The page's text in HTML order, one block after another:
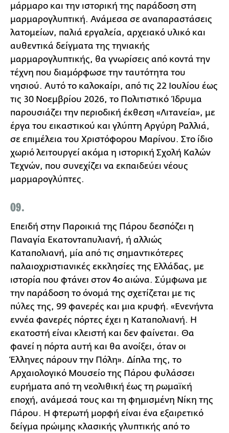
μάρμαρο και την ιστορική της παράδοση στη
μαρμαρογλυπτική. Ανάμεσα σε αναπαραστάσεις
λατομείων, παλιά εργαλεία, αρχειακό υλικό και
αυθεντικά δείγματα της τηνιακής
μαρμαρογλυπτικής, θα γνωρίσεις από κοντά την
τέχνη που διαμόρφωσε την ταυτότητα του
νησιού. Αυτό το καλοκαίρι, από τις 22 Ιουλίου έως
τις 30 Νοεμβρίου 2026, το Πολιτιστικό Ίδρυμα
παρουσιάζει την περιοδική έκθεση «Λιτανεία», με
έργα του εικαστικού και γλύπτη Αργύρη Ραλλιά,
σε επιμέλεια του Χριστόφορου Μαρίνου. Στο ίδιο
χωριό λειτουργεί ακόμα η ιστορική Σχολή Καλών
Τεχνών, που συνεχίζει να εκπαιδεύει νέους
μαρμαρογλύπτες.
09.
Επειδή στην Παροικιά της Πάρου δεσπόζει η
Παναγία Εκατονταπυλιανή, ή αλλιώς
Καταπολιανή, μία από τις σημαντικότερες
παλαιοχριστιανικές εκκλησίες της Ελλάδας, με
ιστορία που φτάνει στον 4ο αιώνα. Σύμφωνα με
την παράδοση το όνομά της σχετίζεται με τις
πύλες της, 99 φανερές και μια κρυφή. «Ενενήντα
εννέα φανερές πόρτες έχει η Καταπολιανή. Η
εκατοστή είναι κλειστή και δεν φαίνεται. Θα
φανεί η πόρτα αυτή και θα ανοίξει, όταν οι
Έλληνες πάρουν την Πόλη». Δίπλα της, το
Αρχαιολογικό Μουσείο της Πάρου φυλάσσει
ευρήματα από τη νεολιθική έως τη ρωμαϊκή
εποχή, ανάμεσά τους και τη φημισμένη Νίκη της
Πάρου. Η φτερωτή μορφή είναι ένα εξαιρετικό
δείγμα πρώιμης κλασικής γλυπτικής από το